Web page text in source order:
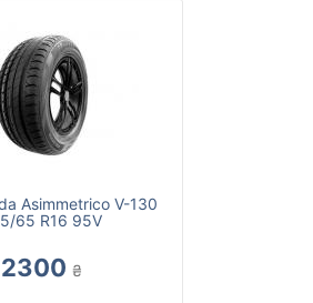
Asimmetrico V-130
65 R16 95V
2300 ₴